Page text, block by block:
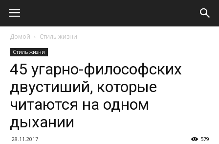
Домой Стиль жизни
Стиль жизни
45 угарно-философских
двустиший, которые
читаются на одном
дыхании
28.11.2017 579